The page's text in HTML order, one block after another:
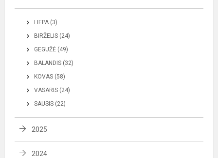
LIEPA (3)
BIRŽELIS (24)
GEGUŽĖ (49)
BALANDIS (32)
KOVAS (58)
VASARIS (24)
SAUSIS (22)
2025
2024